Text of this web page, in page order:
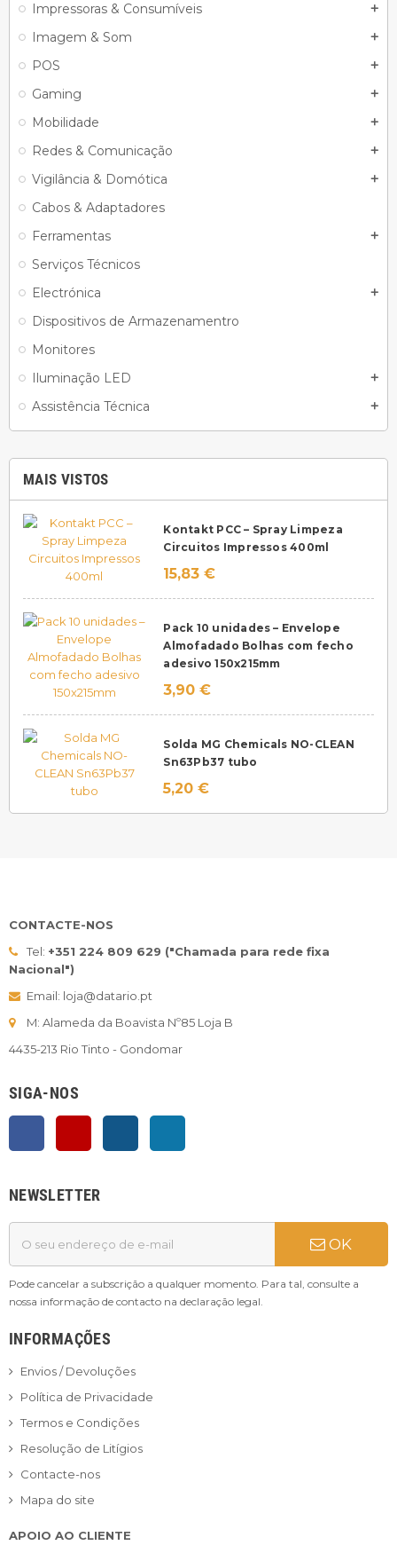
Impressoras & Consumíveis add
Imagem & Som add
POS add
Gaming add
Mobilidade add
Redes & Comunicação add
Vigilância & Domótica add
Cabos & Adaptadores
Ferramentas
add
Serviços Técnicos
Electrónica
add
Dispositivos de Armazenamentro
Monitores
Iluminação LED
add
Assistência Técnica add
MAIS VISTOS
Kontakt PCC – Spray Limpeza
Circuitos Impressos 400ml
15,83 €
Pack 10 unidades – Envelope
Almofadado Bolhas com fecho
adesivo 150x215mm
3,90 €
Solda MG Chemicals NO-CLEAN
Sn63Pb37 tubo
5,20 €
CONTACTE-NOS
Tel: +351 224 809 629 ("Chamada para rede fixa
Nacional")
Email: loja@datario.pt
M: Alameda da Boavista Nº85 Loja B
4435-213 Rio Tinto - Gondomar
SIGA-NOS
FacebookYouTube Instagram
NEWSLETTER
OK
Pode cancelar a subscrição a qualquer momento. Para tal, consulte a
nossa informação de contacto na declaração legal.
INFORMAÇÕES
Envios / Devoluções
Política de Privacidade
Termos e Condições
Resolução de Litígios
Contacte-nos
Mapa do site
APOIO AO CLIENTE